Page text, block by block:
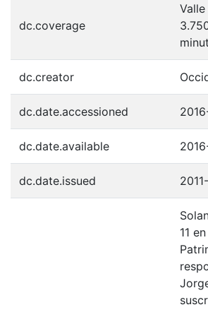
dc.coverage
dc.creator
dc.date.accessioned
dc.date.available
dc.date.issued
11